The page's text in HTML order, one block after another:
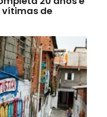
vítimas de